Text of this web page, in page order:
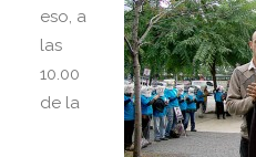
eso, a
las
10.00
de la